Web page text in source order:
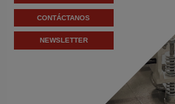
CONTÁCTANOS
NEWSLETTER